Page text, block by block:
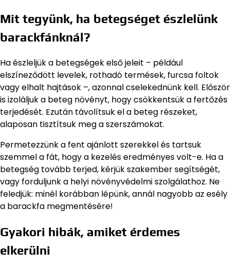
Mit tegyünk, ha betegséget észlelünk
barackfánknál?
Ha észleljük a betegségek első jeleit – például
elszíneződött levelek, rothadó termések, furcsa foltok
vagy elhalt hajtások –, azonnal cselekednünk kell. Először
is izoláljuk a beteg növényt, hogy csökkentsük a fertőzés
terjedését. Ezután távolítsuk el a beteg részeket,
alaposan tisztítsuk meg a szerszámokat.
Permetezzünk a fent ajánlott szerekkel és tartsuk
szemmel a fát, hogy a kezelés eredményes volt-e. Ha a
betegség tovább terjed, kérjük szakember segítségét,
vagy forduljunk a helyi növényvédelmi szolgálathoz. Ne
feledjük: minél korábban lépünk, annál nagyobb az esély
a barackfa megmentésére!
Gyakori hibák, amiket érdemes
elkerülni